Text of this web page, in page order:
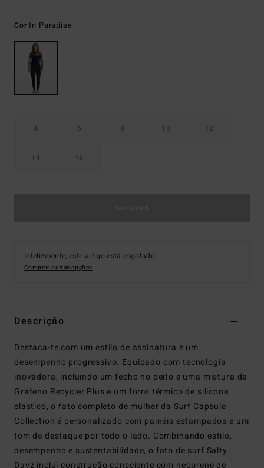
Cor In Paradise
4 6 8 10 12
14 16
Infelizmente, este artigo está esgotado.
Comprar outras opções
Descrição
Destaca-te com um estilo de assinatura e um
desempenho progressivo. Equipado com tecnologia
inovadora, incluindo um fecho no peito e uma mistura de
Grafeno Recycler Plus e um forro térmico de silicone
elástico, o fato completo de mulher da Surf Capsule
Collection é personalizado com painéis estampados e um
tom de destaque por todo o lado. Combinando estilo,
desempenho e sustentabilidade, o fato de surf Salty